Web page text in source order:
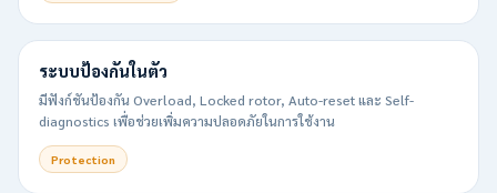
ระบบป้องกันในตัว
มีฟังก์ชันป้องกัน Overload, Locked rotor, Auto-reset และ Self-
diagnostics เพื่อช่วยเพิ่มความปลอดภัยในการใช้งาน
Protection